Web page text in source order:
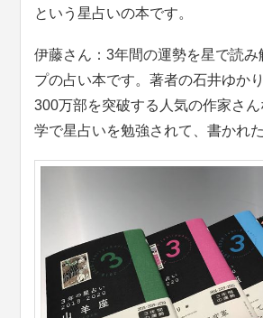
という星占いの本です。
伊藤さん：3年間の運勢を星で読み
プの占い本です。著者の石井ゆか
300万部を突破する人気の作家さ
学で星占いを勉強されて、書かれた